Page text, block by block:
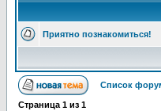
Приятно познакомиться!
Список
Страница 1 из 1